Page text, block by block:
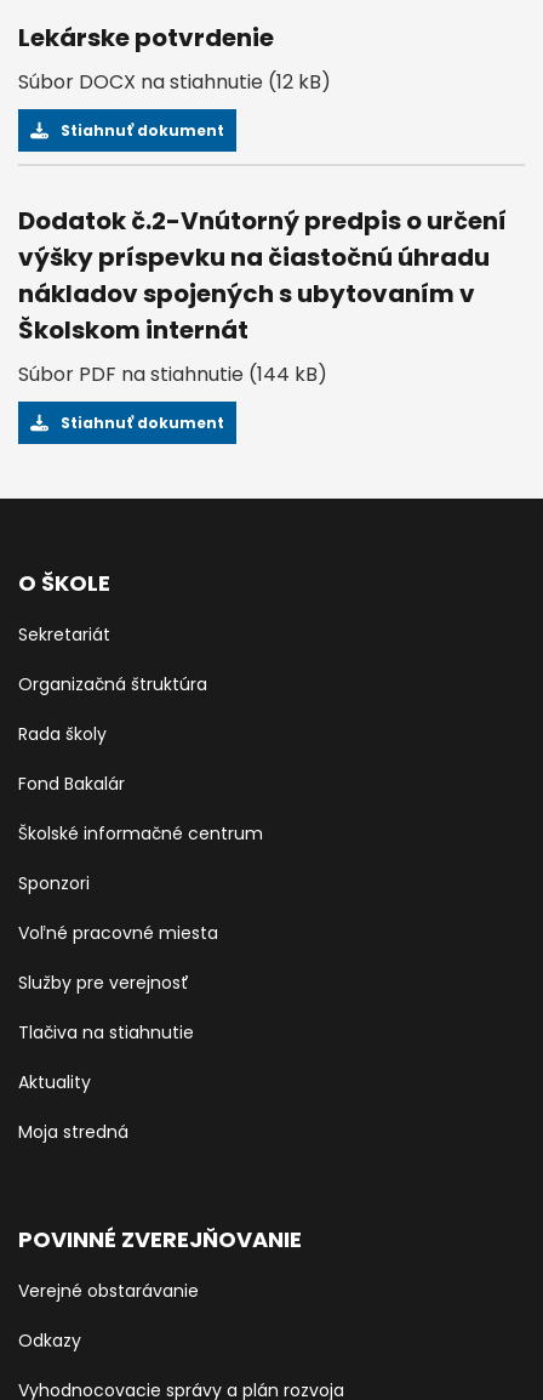
Lekárske potvrdenie
Súbor DOCX na stiahnutie (12 kB)
Stiahnuť dokument
Dodatok č.2-Vnútorný predpis o určení
výšky príspevku na čiastočnú úhradu
nákladov spojených s ubytovaním v
Školskom internát
Súbor PDF na stiahnutie (144 kB)
Stiahnuť dokument
O ŠKOLE
Sekretariát
Organizačná štruktúra
Rada školy
Fond Bakalár
Školské informačné centrum
Sponzori
Voľné pracovné miesta
Služby pre verejnosť
Tlačiva na stiahnutie
Aktuality
Moja stredná
POVINNÉ ZVEREJŇOVANIE
Verejné obstarávanie
Odkazy
Vyhodnocovacie správy a plán rozvoja